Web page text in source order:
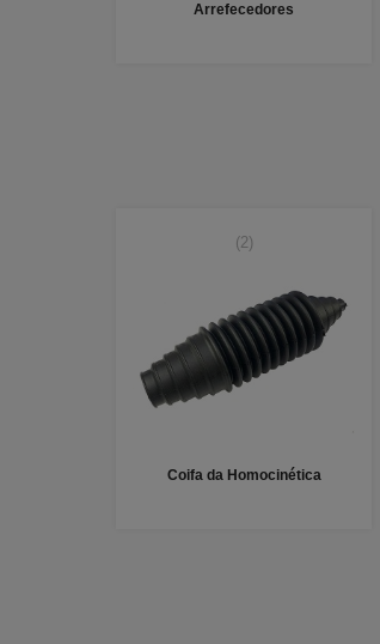
Arrefecedores
(2)
Coifa da Homocinética